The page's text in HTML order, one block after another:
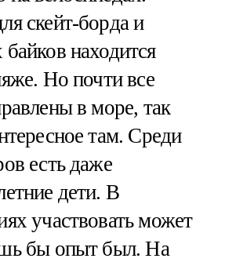
скейт-борда и
находится
Но почти все
в море, так
там. Среди
есть даже
дети. В
участвовать может
бы опыт был. На